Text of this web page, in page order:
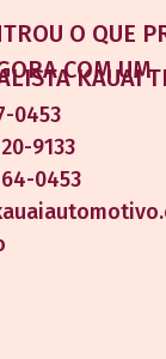
O QUE
COM UM
KAUAI
0453
9133
0453